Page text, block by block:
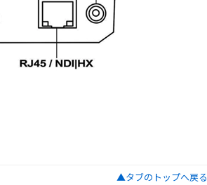
▲タブのトップへ戻る